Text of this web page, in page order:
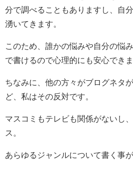
分で調べることもありますし、自
湧いてきます。
このため、誰かの悩みや自分の悩
で書けるので心理的にも安心できま
ちなみに、他の方々がブログネタ
ど、私はその反対です。
マスコミもテレビも関係がないし
ス。
あらゆるジャンルについて書く事